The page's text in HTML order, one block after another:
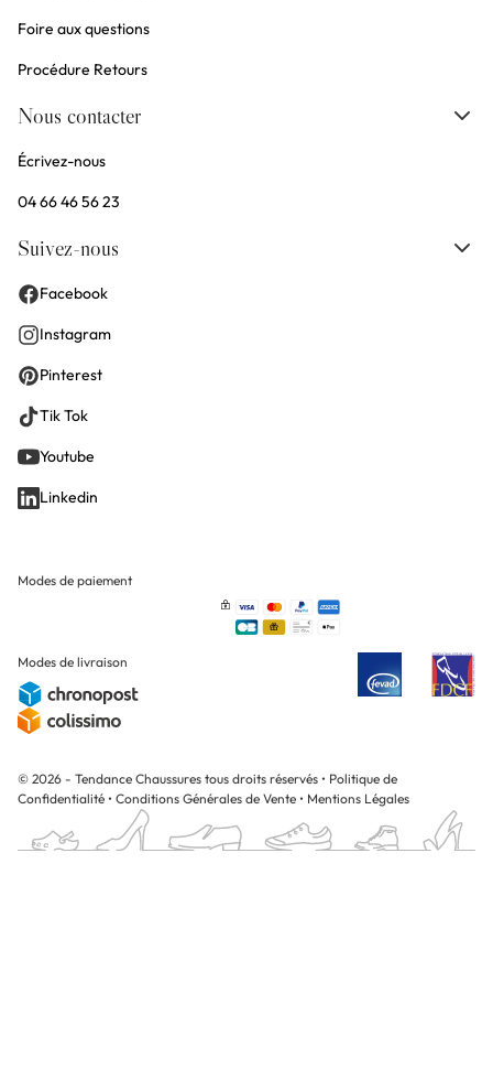
Foire aux questions
Procédure Retours
Nous contacter
Écrivez-nous
04 66 46 56 23
Suivez-nous
Facebook
Instagram
Pinterest
Tik Tok
Youtube
Linkedin
Modes de paiement
Modes de livraison
© 2026 - Tendance Chaussures tous droits réservés • Politique de
Confidentialité • Conditions Générales de Vente • Mentions Légales